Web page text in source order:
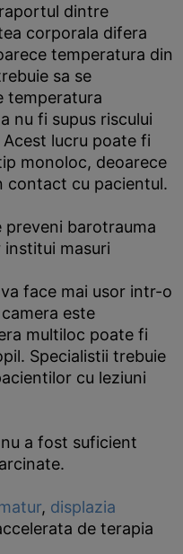
dintre
corporala difera
temperatura din
sa se
temperatura
nu fi supus riscului
lucru poate fi
monoloc, deoarece
contact cu pacientul.
preveni barotrauma
institui masuri
face mai usor intr-o
este
multiloc poate fi
Specialistii trebuie
cu leziuni
a fost suficient
, displazia
de terapia